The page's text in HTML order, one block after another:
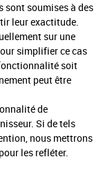
sont soumises à des
leur exactitude.
sur une
simplifier ce cas
soit
peut être
de
Si de tels
nous mettrons
les refléter.